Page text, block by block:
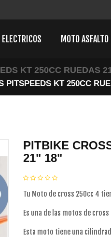
ELECTRICOS MOTO ASFALTO
KT 250CC RUEDAS
PITSPEEDS KT 250CC
PITBIKE
21" 18"
Tu Moto de cross 250cc 4
Es una de las motos de
Esta moto tiene una